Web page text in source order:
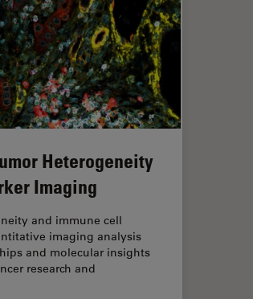
Heterogeneity
Imaging
and immune cell
imaging analysis
and molecular insights
research and